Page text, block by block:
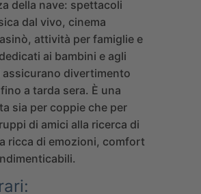
della nave: spettacoli
dal vivo, cinema
attività per famiglie e
ai bambini e agli
divertimento
a tarda sera. È una
sia per coppie che per
di amici alla ricerca di
ricca di emozioni, comfort